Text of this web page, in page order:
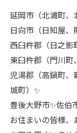
延岡市（北浦町、
日向市（日知屋、
西臼杵郡（日之影
東臼杵郡（門川町
児湯郡（高鍋町
城町）✨
豊後大野市✨佐伯
お住まいの皆様